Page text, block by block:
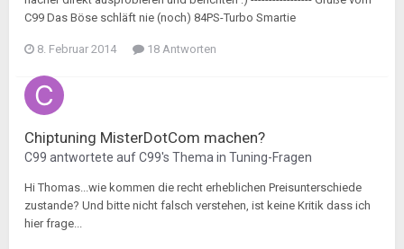
C99 Das Böse schläft nie (noch) 84PS-Turbo Smartie
8. Februar 2014 18 Antworten
Chiptuning MisterDotCom machen?
C99 antwortete aufC99's Thema in Tuning-Fragen
Hi Thomas...wie kommen die recht erheblichen Preisunterschiede
zustande? Und bitte nicht falsch verstehen, ist keine Kritik dass ich
hier frage...